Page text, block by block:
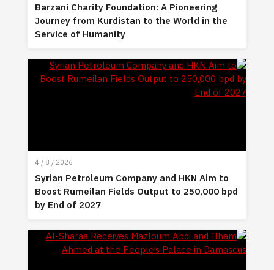
Barzani Charity Foundation: A Pioneering
Journey from Kurdistan to the World in the
Service of Humanity
4 / 8 / 2026
Syrian Petroleum Company and HKN Aim to
Boost Rumeilan Fields Output to 250,000 bpd
by End of 2027